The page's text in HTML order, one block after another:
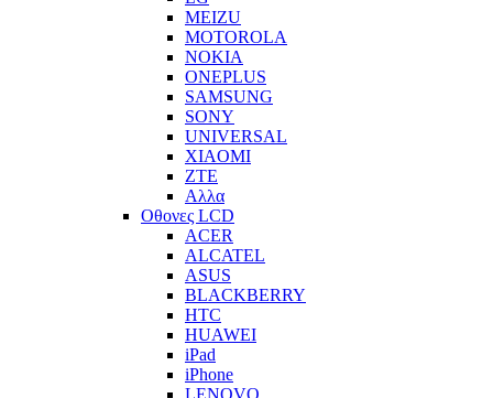
MEIZU
MOTOROLA
NOKIA
ONEPLUS
SAMSUNG
SONY
UNIVERSAL
XIAOMI
ZTE
Αλλα
Οθονες LCD
ACER
ALCATEL
ASUS
BLACKBERRY
HTC
HUAWEI
iPad
iPhone
LENOVO